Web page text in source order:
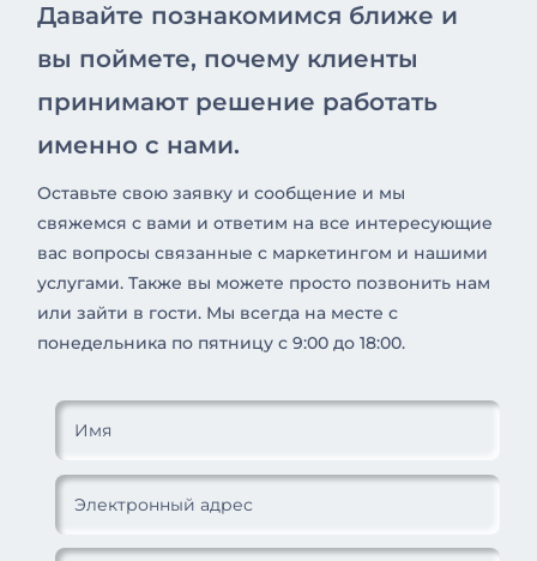
Давайте познакомимся ближе и
вы поймете, почему клиенты
принимают решение работать
именно с нами.
Оставьте свою заявку и сообщение и мы
свяжемся с вами и ответим на все интересующие
вас вопросы связанные с маркетингом и нашими
услугами. Также вы можете просто позвонить нам
или зайти в гости. Мы всегда на месте с
понедельника по пятницу с 9:00 до 18:00.